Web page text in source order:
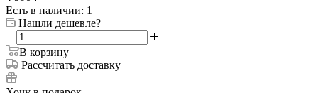
Есть в наличии: 1
Нашли дешевле?
В корзину
Рассчитать доставку